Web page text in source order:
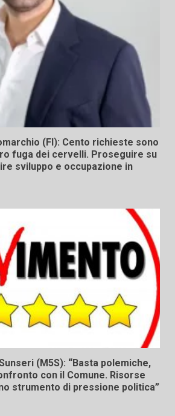
(FI): Cento richieste sono
fuga dei cervelli. Proseguire su
sviluppo e occupazione in
(M5S): “Basta polemiche,
con il Comune. Risorse
strumento di pressione politica”